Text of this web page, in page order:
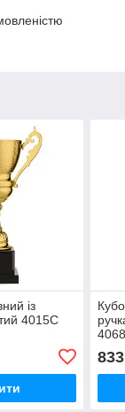
із
4015C
833